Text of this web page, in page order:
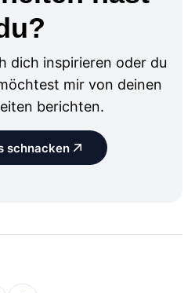
dich inspirieren oder du
mir von deinen
berichten.
schnacken